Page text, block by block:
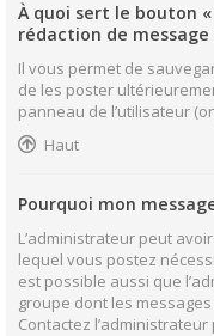
À quoi sert le bouton
rédaction de message
Il vous permet de
de les poster
panneau de l’utilisateur
Haut
Pourquoi mon
L’administrateur peut
lequel vous postez
est possible aussi que
groupe dont les
Contactez